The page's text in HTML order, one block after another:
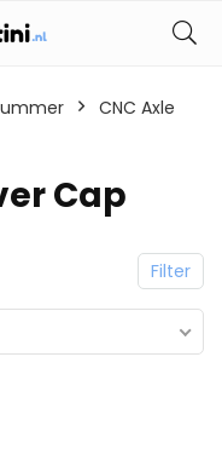
CNC Axle
Cap
Filter